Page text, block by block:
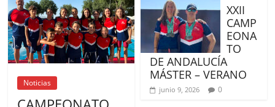
Noticias
CAMPEONATO
XXII
CAMP
EONA
TO
DE ANDALUCÍA
MÁSTER – VERANO
junio 9, 2026 0